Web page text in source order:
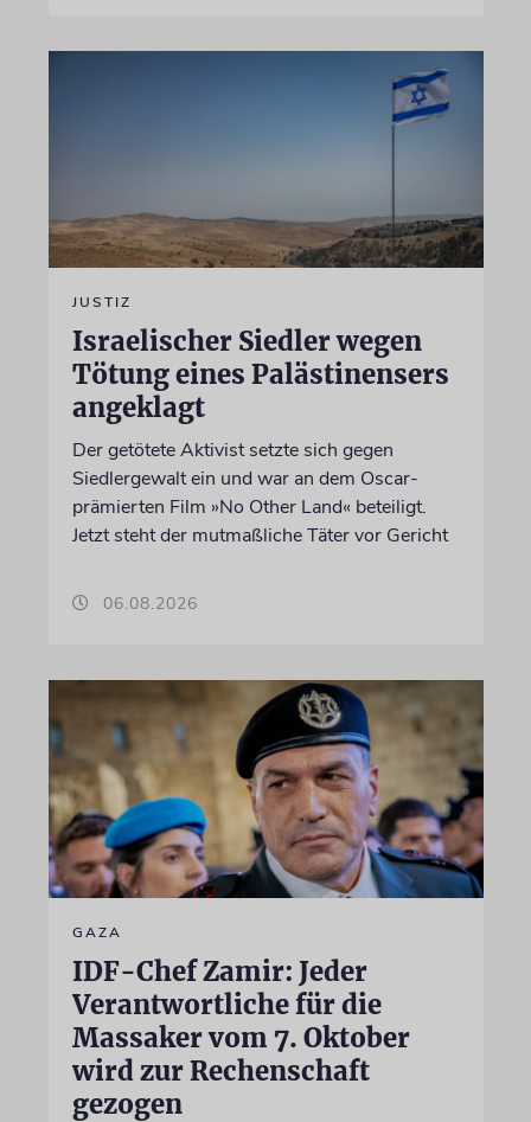
JUSTIZ
Israelischer Siedler wegen
Tötung eines Palästinensers
angeklagt
Der getötete Aktivist setzte sich gegen
Siedlergewalt ein und war an dem Oscar-
prämierten Film »No Other Land« beteiligt.
Jetzt steht der mutmaßliche Täter vor Gericht
06.08.2026
GAZA
IDF-Chef Zamir: Jeder
Verantwortliche für die
Massaker vom 7. Oktober
wird zur Rechenschaft
gezogen